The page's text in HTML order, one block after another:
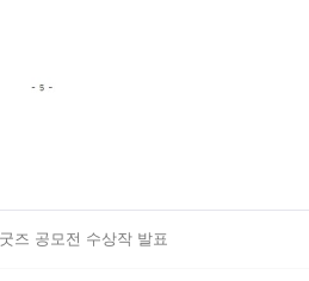
즈 공모전 수상작 발표